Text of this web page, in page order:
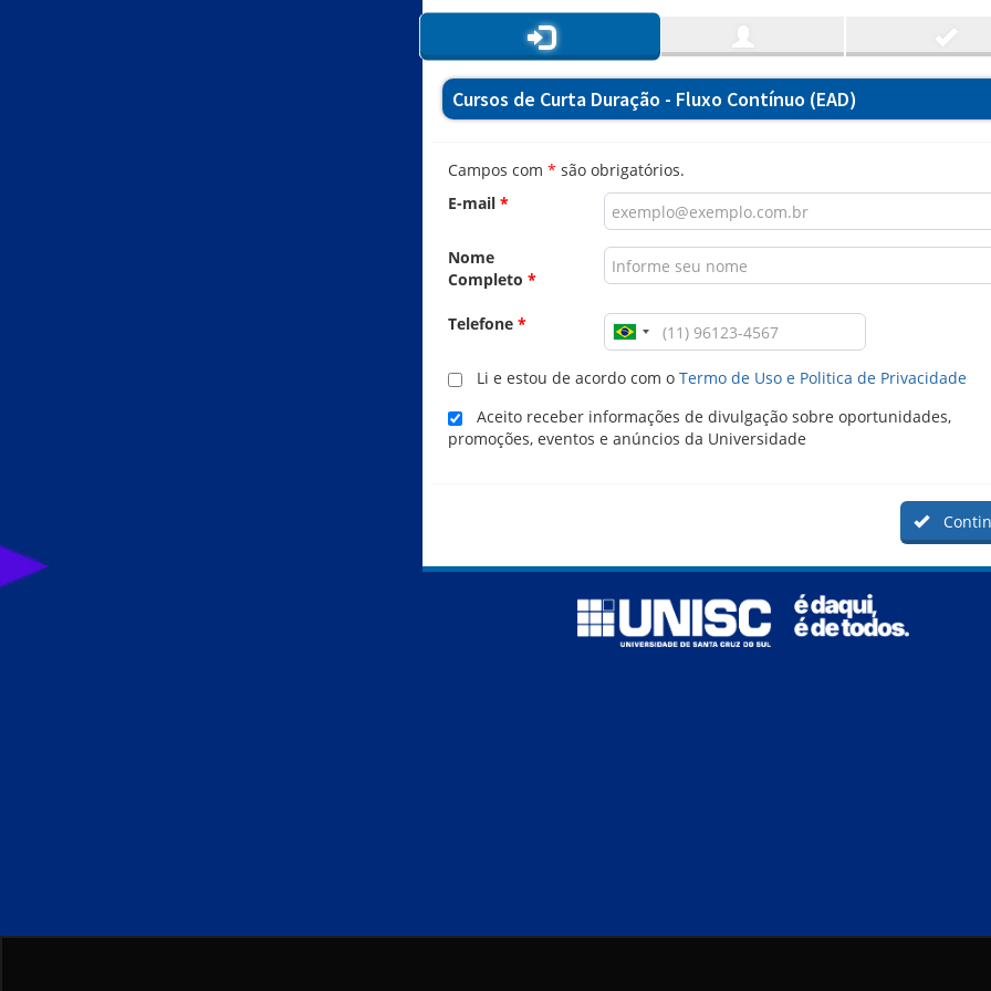
Cursos de Curta Duração - Fluxo Contínuo (EAD)
Campos com * são obrigatórios.
E-mail *
Nome
Completo *
Telefone *
Li e estou de acordo com o Termo de Uso e Politica de Privacidade
Aceito receber informações de divulgação sobre oportunidades,
promoções, eventos e anúncios da Universidade